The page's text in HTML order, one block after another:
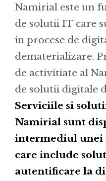
Namirial este un
de solutii IT care
in procese de
dematerializare.
de activitiate al
de solutii digitale
Serviciile si
Namirial sunt
intermediul unei
care include
autentificare la